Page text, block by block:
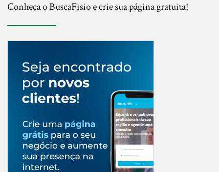
Conheça o BuscaFisio e crie sua página gratuita!